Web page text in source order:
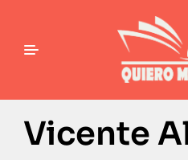
Vicente